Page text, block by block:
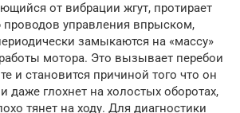
от вибрации жгут, протирает
управления впрыском,
замыкаются на «массу»
мотора. Это вызывает перебои
и становится причиной того что он
и даже глохнет на холостых оборотах,
тянет на ходу. Для диагностики